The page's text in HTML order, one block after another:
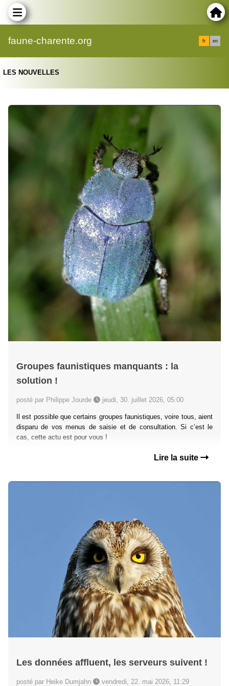
faune-charente.org fr en
LES NOUVELLES
Groupes faunistiques manquants : la
solution !
posté par Philippe Jourde jeudi, 30. juillet 2026, 05:00
Il est possible que certains groupes faunistiques, voire tous, aient
disparu de vos menus de saisie et de consultation. Si c’est le
cas, cette actu est pour vous !
Lire la suite
Les données affluent, les serveurs suivent !
posté par Heike Dumjahn vendredi, 22. mai 2026, 11:29